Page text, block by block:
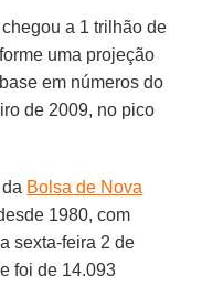
chegou a 1 trilhão de
uma projeção
em números do
de 2009, no pico
da Bolsa de Nova
1980, com
sexta-feira 2 de
foi de 14.093